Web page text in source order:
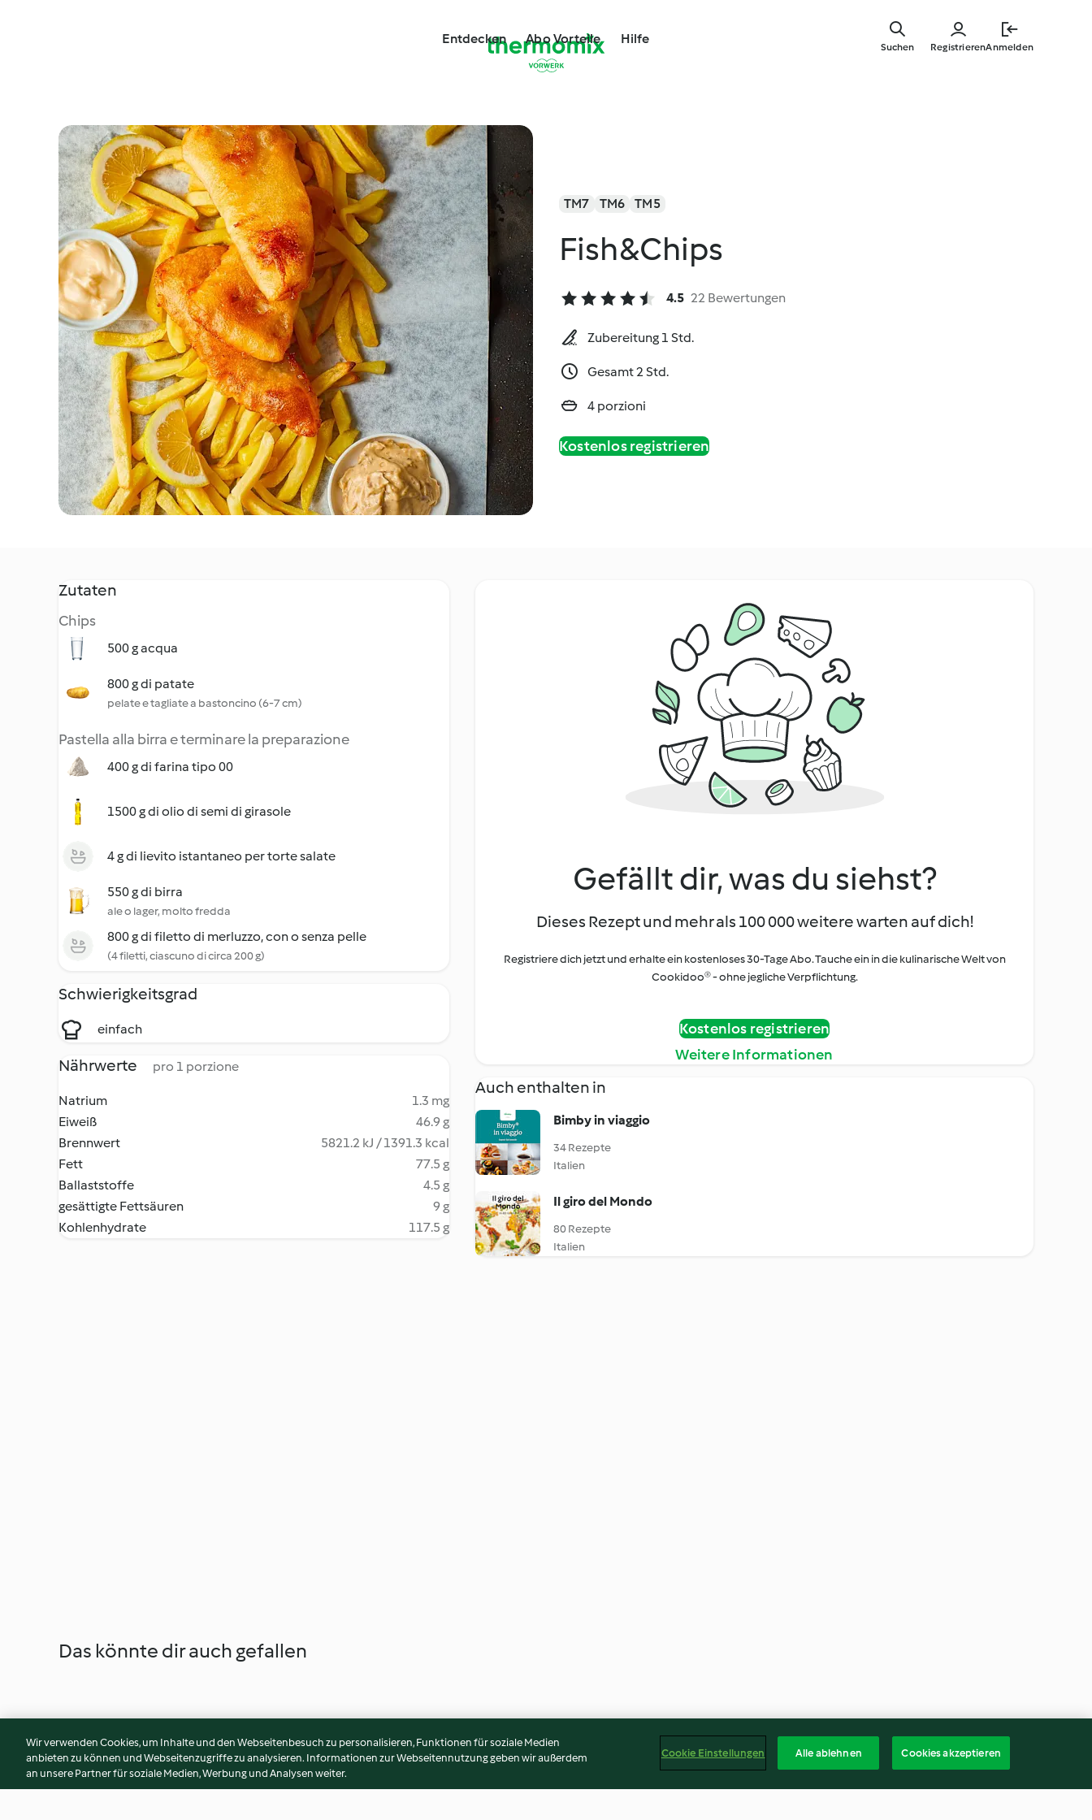
Entdecken Abo Vorteile Hilfe
RegistrierenAnmelden
Suchen
TM7 TM6 TM5
Fish&Chips
4.5 22 Bewertungen
Zubereitung 1 Std.
Gesamt 2 Std.
4 porzioni
Kostenlos registrieren
Zutaten
Chips
500 g acqua
800 g di patate
pelate e tagliate a bastoncino (6-7 cm)
Pastella alla birra e terminare la preparazione
400 g di farina tipo 00
1500 g di olio di semi di girasole
4 g di lievito istantaneo per torte salate
550 g di birra
ale o lager, molto fredda
800 g di filetto di merluzzo, con o senza pelle
(4 filetti, ciascuno di circa 200 g)
Schwierigkeitsgrad
einfach
Nährwerte pro 1 porzione
Natrium
1.3 mg
Eiweiß
46.9 g
Brennwert
5821.2 kJ / 1391.3 kcal
Fett
77.5 g
Ballaststoffe
4.5 g
gesättigte Fettsäuren
9 g
Kohlenhydrate
117.5 g
Gefällt dir, was du siehst?
Dieses Rezept und mehr als 100 000 weitere warten auf dich!
Registriere dich jetzt und erhalte ein kostenloses 30-Tage Abo. Tauche ein in die kulinarische Welt von
Cookidoo® - ohne jegliche Verpflichtung.
Kostenlos registrieren
Weitere Informationen
Auch enthalten in
Bimby in viaggio
34 Rezepte
Italien
Il giro del Mondo
80 Rezepte
Italien
Das könnte dir auch gefallen
Wir verwenden Cookies, um Inhalte und den Webseitenbesuch zu personalisieren, Funktionen für soziale Medien
anbieten zu können und Webseitenzugriffe zu analysieren. Informationen zur Webseitennutzung geben wir außerdem
an unsere Partner für soziale Medien, Werbung und Analysen weiter.
Cookie Einstellungen Alle ablehnen Cookies akzeptieren